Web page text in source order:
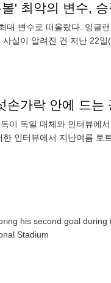
' 최악의 변수,
변수로 떠올랐다. 잉글
실이 알려진 건 지난 22일
이 독일 매체와 인터뷰에
인터뷰에서 지난여름 토
his second goal
Stadium